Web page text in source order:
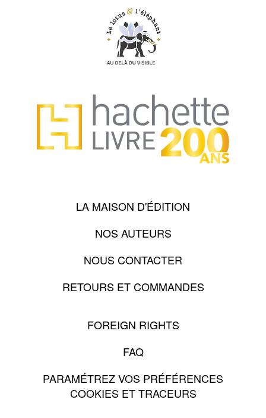
LA MAISON D'ÉDITION
NOS AUTEURS
NOUS CONTACTER
RETOURS ET COMMANDES
FOREIGN RIGHTS
FAQ
PARAMÉTREZ VOS PRÉFÉRENCES
COOKIES ET TRACEURS